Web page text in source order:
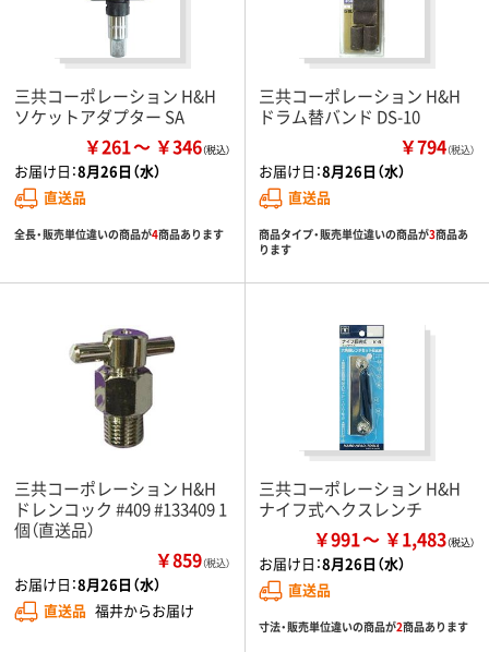
三共コーポレーション H&H
ソケットアダプター SA
￥261 ￥346
お届け日：8月26日（水）
直送品
全長・販売単位違いの商品が4商品あります
三共コーポレーション H&H
ドラム替バンド DS-10
￥794（税込）
お届け日：8月26日（水）
直送品
商品タイプ・販売単位違いの商品が3商品あ
ります
三共コーポレーション H&H
ドレンコック #409 #133409 1
個（直送品）
￥859（税込）
お届け日：8月26日（水）
直送品 福井からお届け
三共コーポレーション H&H
ナイフ式ヘクスレンチ
￥991 ￥1,483
お届け日：8月26日（水）
直送品
寸法・販売単位違いの商品が2商品あります